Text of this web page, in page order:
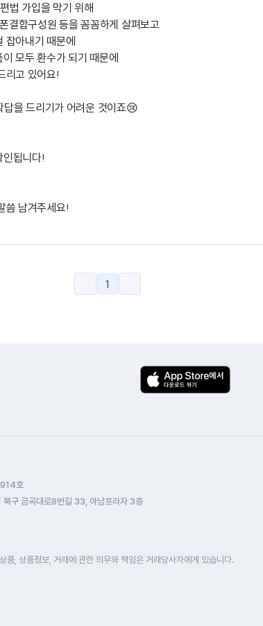
법 가입을 막기 위해
결합구성원 등을 꼼꼼하게 살펴보고
잡아내기 때문에
모두 환수가 되기 때문에
리고 있어요!
답을 드리기가 어려운 것이죠😢
인됩니다!
씀 남겨주세요!
1
호
북구 금곡대로8번길 33, 아남프라자 3층
, 상품정보, 거래에 관한 의무와 책임은 거래당사자에게 있습니다.